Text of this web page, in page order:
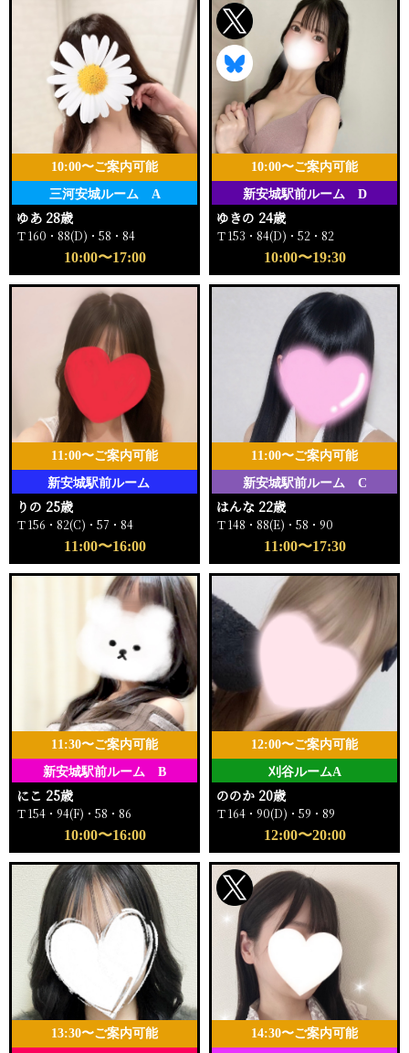
三河安城ルーム A
10:00〜ご案内可能
ゆあ 28歳
Ｔ160・88(D)・58・84
10:00〜17:00
新安城駅前ルーム D
10:00〜ご案内可能
ゆきの 24歳
Ｔ153・84(D)・52・82
10:00〜19:30
新安城駅前ルーム
11:00〜ご案内可能
りの 25歳
Ｔ156・82(C)・57・84
11:00〜16:00
新安城駅前ルーム C
11:00〜ご案内可能
はんな 22歳
Ｔ148・88(E)・58・90
11:00〜17:30
新安城駅前ルーム B
11:30〜ご案内可能
にこ 25歳
Ｔ154・94(F)・58・86
10:00〜16:00
刈谷ルームA
12:00〜ご案内可能
ののか 20歳
Ｔ164・90(D)・59・89
12:00〜20:00
13:30〜ご案内可能 14:30〜ご案内可能